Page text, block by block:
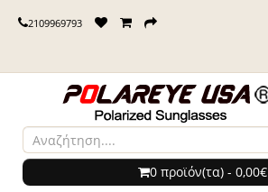
2109969793
0 προϊόν(τα) - 0,00€